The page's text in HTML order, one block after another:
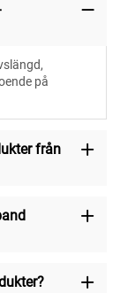
på
från